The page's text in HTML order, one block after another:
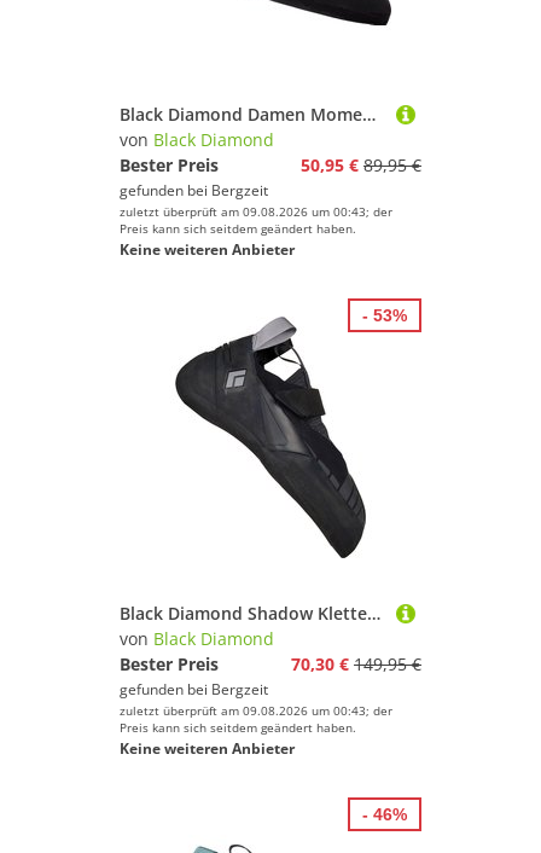
Black Diamond Damen Momentum Lace Kletterschuhe
von Black Diamond
Bester Preis
50,95 € 89,95 €
gefunden bei Bergzeit
zuletzt überprüft am 09.08.2026 um 00:43; der
Preis kann sich seitdem geändert haben.
Keine weiteren Anbieter
Black Diamond Shadow Kletterschuhe
von Black Diamond
Bester Preis
70,30 € 149,95 €
gefunden bei Bergzeit
zuletzt überprüft am 09.08.2026 um 00:43; der
Preis kann sich seitdem geändert haben.
Keine weiteren Anbieter
- 53%
- 46%